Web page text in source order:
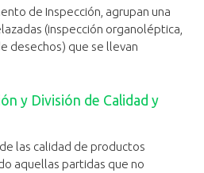
de Inspección, agrupan una
(inspección organoléptica,
desechos) que se llevan
y División de Calidad y
las calidad de productos
aquellas partidas que no